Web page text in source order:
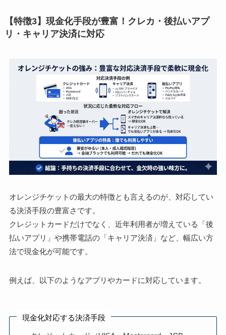
【特徴3】現金化手段が豊富！クレカ・後払いアプ
リ・キャリア決済に対応
オレンジチケットの最大の特徴とも言えるのが、対応してい
る決済手段の豊富さです。
クレジットカードだけでなく、近年利用者が増えている「後
払いアプリ」や携帯電話の「キャリア決済」など、幅広い方
法で現金化が可能です。
例えば、以下のようなアプリやカードに対応しています。
現金化対応する決済手段